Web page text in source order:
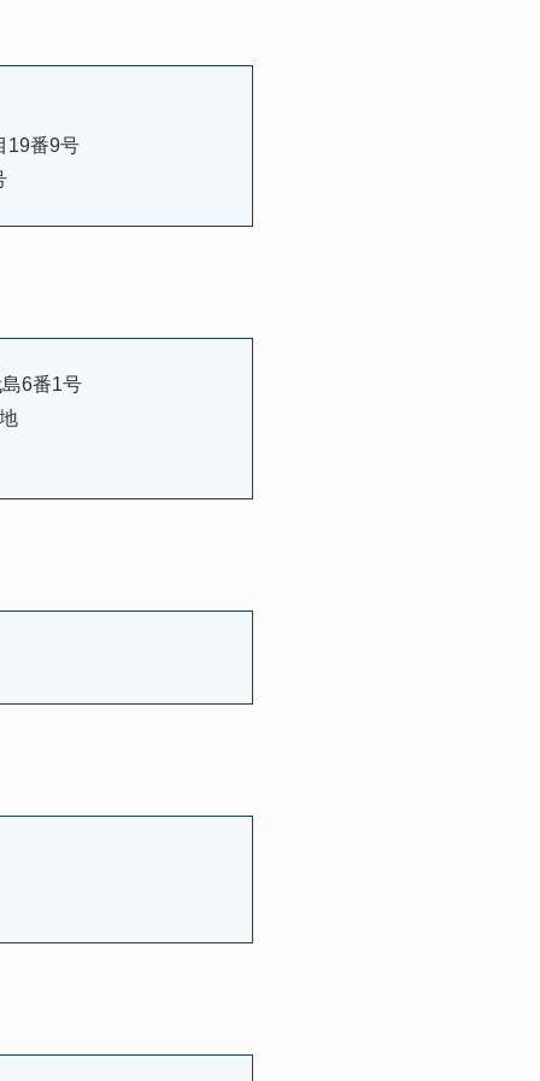
19番9号
6番1号